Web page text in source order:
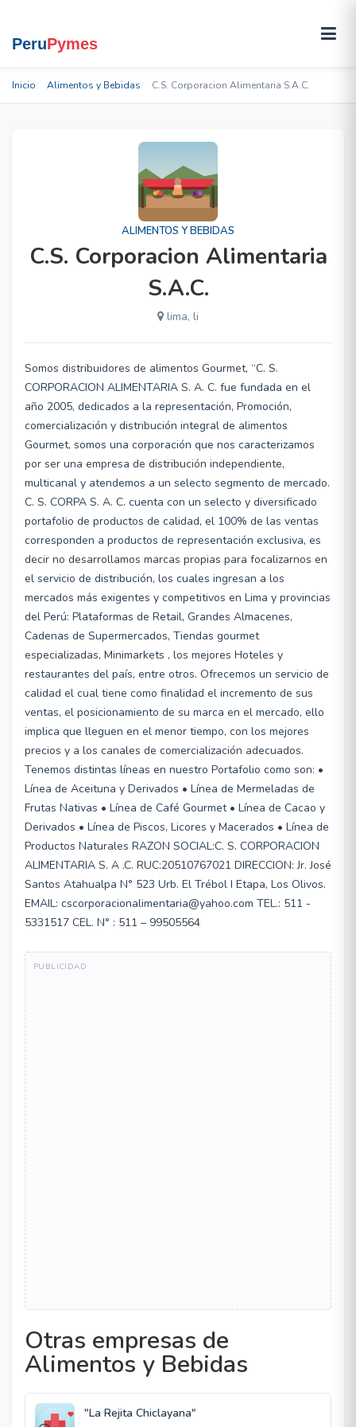
Inicio Alimentos y Bebidas C.S. Corporacion Alimentaria S.A.C.
ALIMENTOS Y BEBIDAS
C.S. Corporacion Alimentaria
S.A.C.
lima, li
Somos distribuidores de alimentos Gourmet, “C. S.
CORPORACION ALIMENTARIA S. A. C. fue fundada en el
año 2005, dedicados a la representación, Promoción,
comercialización y distribución integral de alimentos
Gourmet, somos una corporación que nos caracterizamos
por ser una empresa de distribución independiente,
multicanal y atendemos a un selecto segmento de mercado.
C. S. CORPA S. A. C. cuenta con un selecto y diversificado
portafolio de productos de calidad, el 100% de las ventas
corresponden a productos de representación exclusiva, es
decir no desarrollamos marcas propias para focalizarnos en
el servicio de distribución, los cuales ingresan a los
mercados más exigentes y competitivos en Lima y provincias
del Perú: Plataformas de Retail, Grandes Almacenes,
Cadenas de Supermercados, Tiendas gourmet
especializadas, Minimarkets , los mejores Hoteles y
restaurantes del país, entre otros. Ofrecemos un servicio de
calidad el cual tiene como finalidad el incremento de sus
ventas, el posicionamiento de su marca en el mercado, ello
implica que lleguen en el menor tiempo, con los mejores
precios y a los canales de comercialización adecuados.
Tenemos distintas líneas en nuestro Portafolio como son: •
Línea de Aceituna y Derivados • Línea de Mermeladas de
Frutas Nativas • Línea de Café Gourmet • Línea de Cacao y
Derivados • Línea de Piscos, Licores y Macerados • Línea de
Productos Naturales RAZON SOCIAL:C. S. CORPORACION
ALIMENTARIA S. A .C. RUC:20510767021 DIRECCION: Jr. José
Santos Atahualpa N° 523 Urb. El Trébol I Etapa, Los Olivos.
EMAIL: cscorporacionalimentaria@yahoo.com TEL.: 511 -
5331517 CEL. N° : 511 – 99505564
Otras empresas de
Alimentos y Bebidas
"La Rejita Chiclayana"